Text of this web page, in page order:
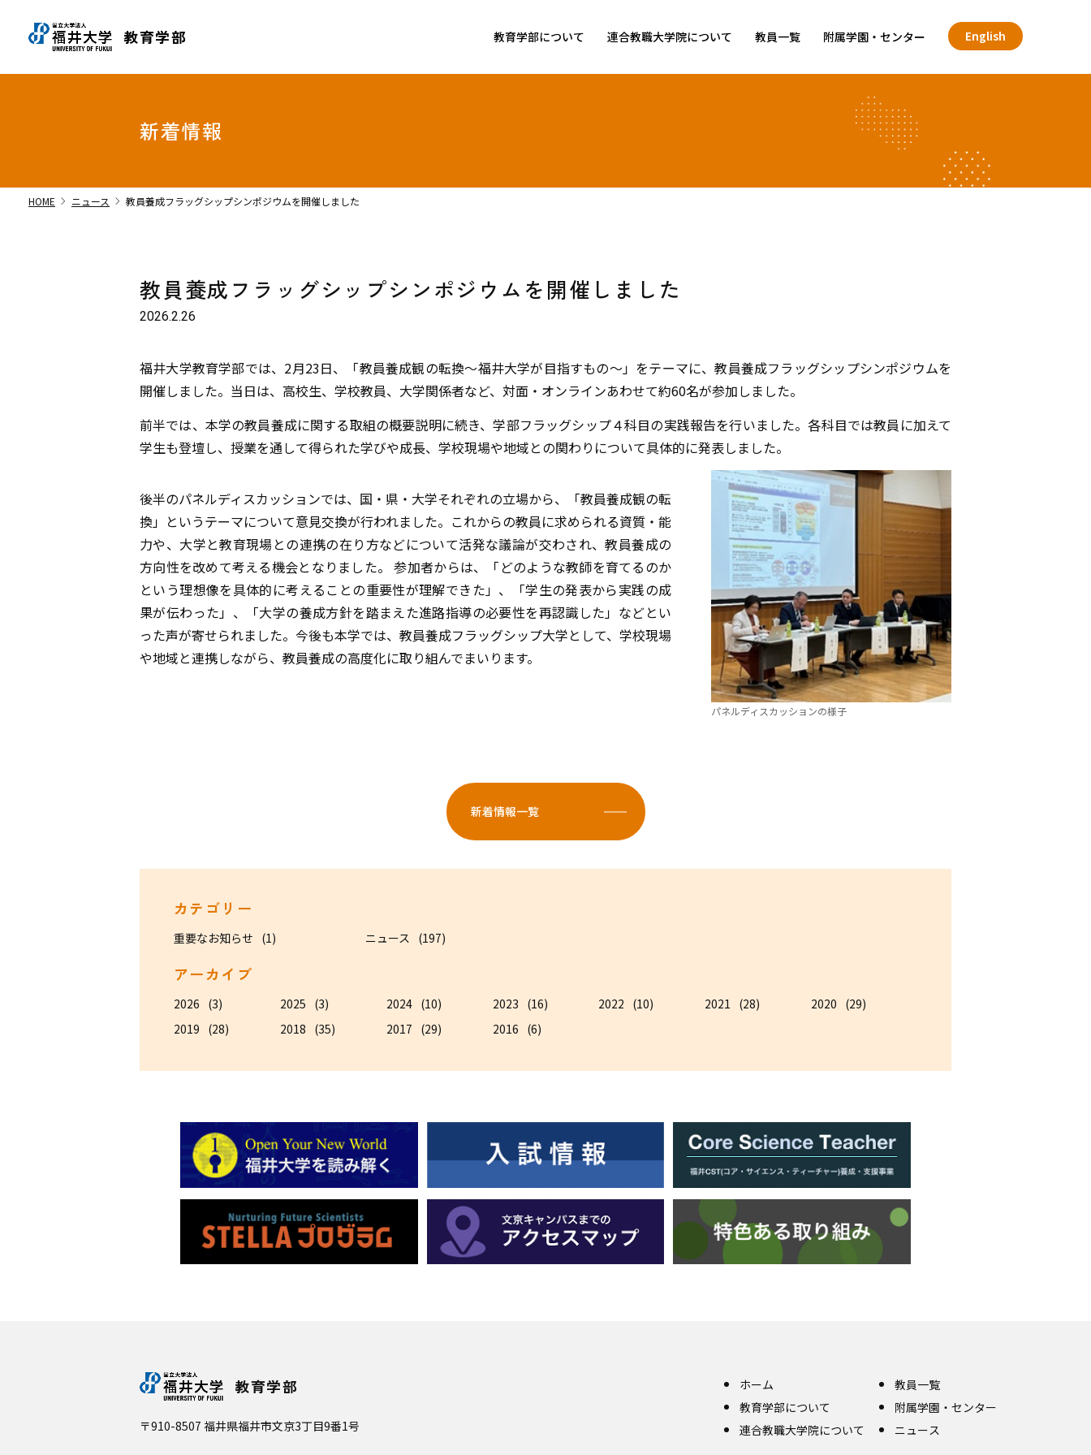
教育学部 教育学部について 連合教職大学院について 教員一覧 附属学園・センター English
新着情報
HOME chevron_right ニュース chevron_right 教員養成フラッグシップシンポジウムを開催しました
教員養成フラッグシップシンポジウムを開催しました
2026.2.26
福井大学教育学部では、2月23日、「教員養成観の転換～福井大学が目指すもの～」をテーマに、教員養成フラッグシップシンポジウムを
開催しました。当日は、高校生、学校教員、大学関係者など、対面・オンラインあわせて約60名が参加しました。
前半では、本学の教員養成に関する取組の概要説明に続き、学部フラッグシップ４科目の実践報告を行いました。各科目では教員に加えて
学生も登壇し、授業を通して得られた学びや成長、学校現場や地域との関わりについて具体的に発表しました。
パネルディスカッションの様子
後半のパネルディスカッションでは、国・県・大学それぞれの立場から、「教員養成観の転
換」というテーマについて意見交換が行われました。これからの教員に求められる資質・能
力や、大学と教育現場との連携の在り方などについて活発な議論が交わされ、教員養成の
方向性を改めて考える機会となりました。 参加者からは、「どのような教師を育てるのか
という理想像を具体的に考えることの重要性が理解できた」、「学生の発表から実践の成
果が伝わった」、「大学の養成方針を踏まえた進路指導の必要性を再認識した」などとい
った声が寄せられました。今後も本学では、教員養成フラッグシップ大学として、学校現場
や地域と連携しながら、教員養成の高度化に取り組んでまいります。
新着情報一覧
カテゴリー
重要なお知らせ (1) ニュース (197)
アーカイブ
2026 (3) 2025 (3) 2024 (10) 2023 (16) 2022 (10) 2021 (28) 2020 (29)
2019 (28) 2018 (35) 2017 (29) 2016 (6)
教育学部
〒910-8507 福井県福井市文京3丁目9番1号
ホーム
教育学部について
連合教職大学院について
教員一覧
附属学園・センター
ニュース